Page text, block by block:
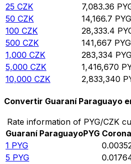
25 CZK 7,083.36
50 CZK 14,166.7 PYG
100 CZK 28,333.4
500 CZK 141,667 PYG
1,000 CZK 283,334
5,000 CZK 1,416,670
10,000 CZK 2,833,340
Convertir Guaraní Paraguayo
Rate information of PYG/CZK
Guaraní ParaguayoPYG
1 PYG
5 PYG